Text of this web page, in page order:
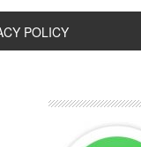
POLICY